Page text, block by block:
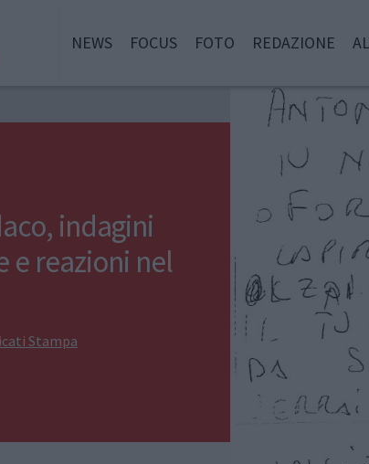
NEWS FOCUS FOTO REDAZIONE
indagini
e reazioni nel
Stampa